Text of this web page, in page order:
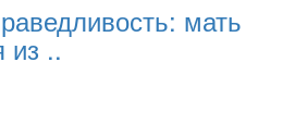
мать
из ..